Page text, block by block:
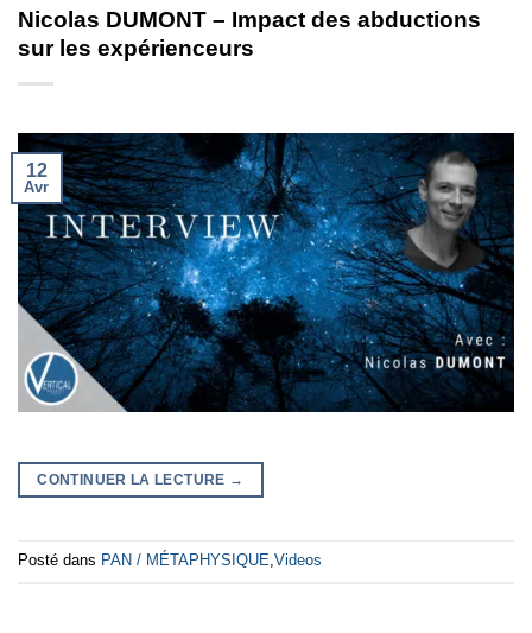
Nicolas DUMONT – Impact des abductions
sur les expérienceurs
12
Avr
CONTINUER LA LECTURE →
Posté dans PAN / MÉTAPHYSIQUE,Videos